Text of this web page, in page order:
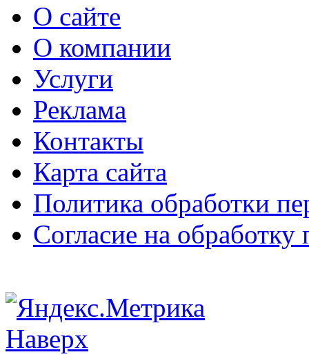
О сайте
О компании
Услуги
Реклама
Контакты
Карта сайта
Политика обработки
Согласие на
Наверх